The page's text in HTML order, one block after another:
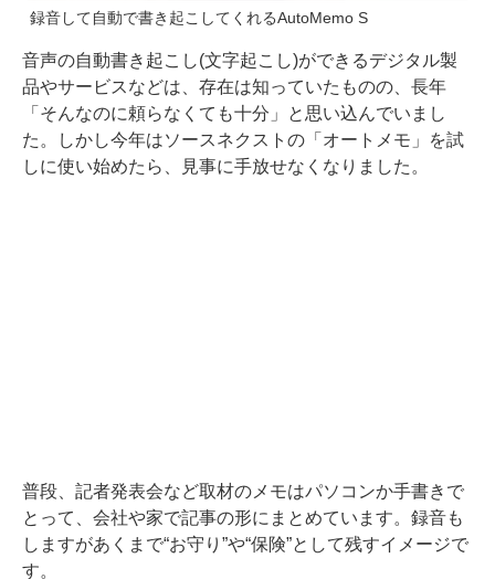
録音して自動で書き起こしてくれるAutoMemo S
音声の自動書き起こし(文字起こし)ができるデジタル製
品やサービスなどは、存在は知っていたものの、長年
「そんなのに頼らなくても十分」と思い込んでいまし
た。しかし今年はソースネクストの「オートメモ」を試
しに使い始めたら、見事に手放せなくなりました。
普段、記者発表会など取材のメモはパソコンか手書きで
とって、会社や家で記事の形にまとめています。録音も
しますがあくまで“お守り”や“保険”として残すイメージで
す。